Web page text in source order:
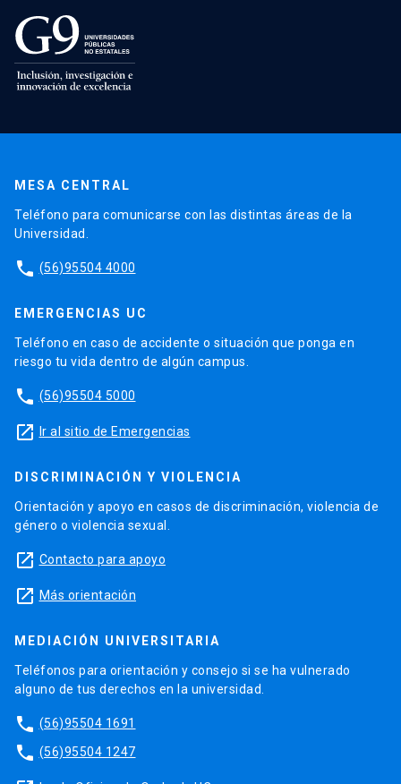
MESA CENTRAL
Teléfono para comunicarse con las distintas áreas de la
Universidad.
phone (56)95504 4000
EMERGENCIAS UC
Teléfono en caso de accidente o situación que ponga en
riesgo tu vida dentro de algún campus.
phone (56)95504 5000
launch Ir al sitio de Emergencias
DISCRIMINACIÓN Y VIOLENCIA
Orientación y apoyo en casos de discriminación, violencia de
género o violencia sexual.
launch Contacto para apoyo
launch Más orientación
MEDIACIÓN UNIVERSITARIA
Teléfonos para orientación y consejo si se ha vulnerado
alguno de tus derechos en la universidad.
phone (56)95504 1691
phone (56)95504 1247